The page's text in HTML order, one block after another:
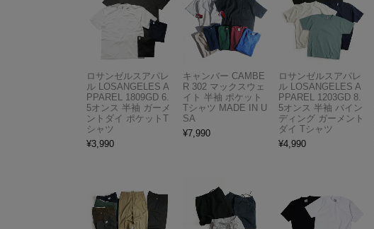
ロサンゼルスアパレ
ル LOSANGELES A
PPAREL 1809GD 6.
5オンス 半袖 ガーメ
ントダイ ポケットT
シャツ
¥3,990
キャンバー CAMBE
R 302 マックスウェ
イト 半袖 ポケット
Tシャツ MADE IN U
SA
¥7,990
ロサンゼルスアパレ
ル LOSANGELES A
PPAREL 1203GD 8.
5オンス 半袖 バイン
ディング ガーメント
ダイ Tシャツ
¥4,990